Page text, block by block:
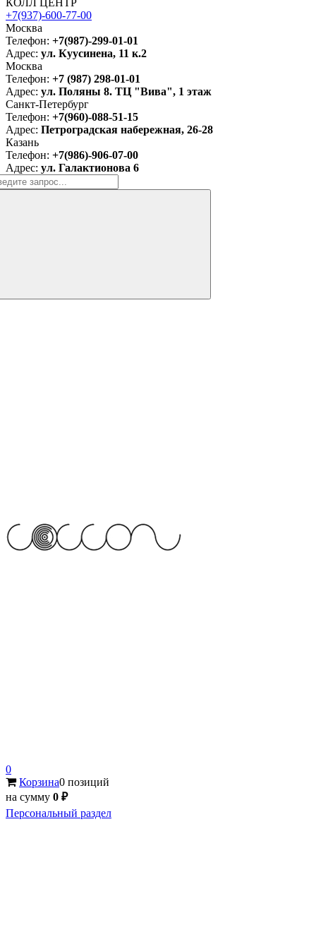
КОЛЛ ЦЕНТР
+7(937)-600-77-00
Москва
Телефон: +7(987)-299-01-01
Адрес: ул. Куусинена, 11 к.2
Москва
Телефон: +7 (987) 298-01-01
Адрес: ул. Поляны 8. ТЦ "Вива", 1 этаж
Санкт-Петербург
Телефон: +7(960)-088-51-15
Адрес: Петроградская набережная, 26-28
Казань
Телефон: +7(986)-906-07-00
Адрес: ул. Галактионова 6
0
Корзина0 позиций
на сумму 0 ₽
Персональный раздел